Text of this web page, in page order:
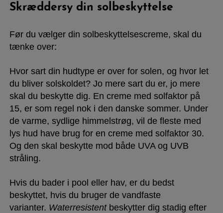
Skræddersy din solbeskyttelse
Før du vælger din solbeskyttelsescreme, skal du
tænke over:
Hvor sart din hudtype er over for solen, og hvor let
du bliver solskoldet? Jo mere sart du er, jo mere
skal du beskytte dig. En creme med solfaktor på
15, er som regel nok i den danske sommer. Under
de varme, sydlige himmelstrøg, vil de fleste med
lys hud have brug for en creme med solfaktor 30.
Og den skal beskytte mod både UVA og UVB
stråling.
Hvis du bader i pool eller hav, er du bedst
beskyttet, hvis du bruger de vandfaste
varianter. Waterresistent beskytter dig stadig efter